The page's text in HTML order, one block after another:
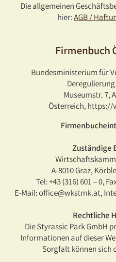
Die allgemeinen
hier:AGB /
Firmenbuch
Bundesministerium für
Museumstr. 7,
Österreich, https://
Zuständige
A-8010 Graz,
Tel: +43 (316) 601 – 0,
E-Mail: office@wkstmk.at,
Rechtliche
Die Styrassic Park GmbH
Informationen auf dieser
Sorgfalt können sich